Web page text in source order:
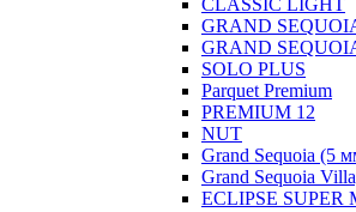
CLASSIC LIGHT
GRAND
GRAND
SOLO PLUS
Parquet Premium
PREMIUM 12
NUT
Grand Sequoia (5
Grand Sequoia
ECLIPSE SUPER